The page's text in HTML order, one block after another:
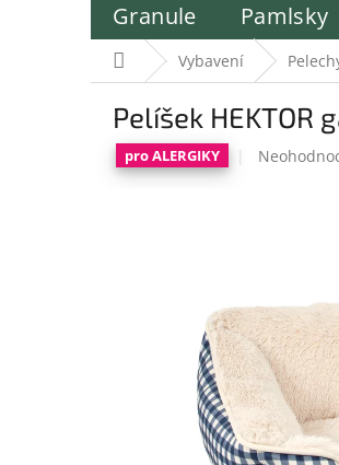
Granule Pamlsky
Domů Vybavení
Pelíšek
pro ALERGIKY
Průměrné
hvězdiček.